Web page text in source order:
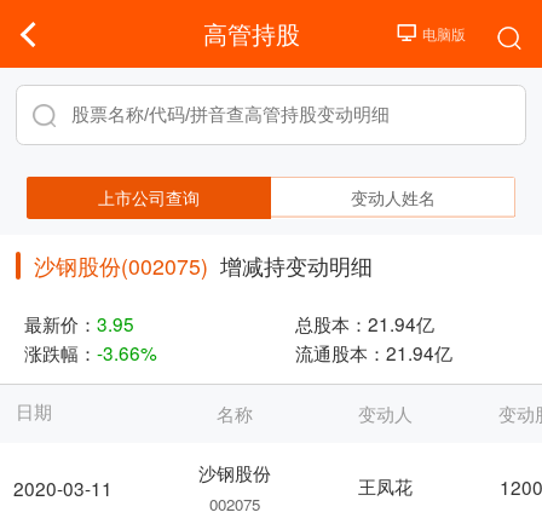
高管持股
上市公司查询 变动人姓名
沙钢股份(002075) 增减持变动明细
最新价： 3.95 总股本： 21.94亿
涨跌幅： -3.66% 流通股本： 21.94亿
日期
2020-03-11
名称 变动人 变动
沙钢股份
002075
王凤花